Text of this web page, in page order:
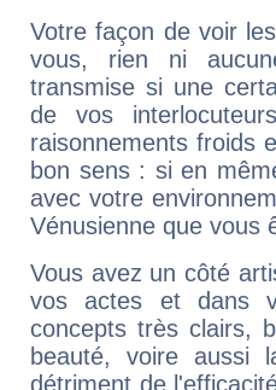
Votre façon de voir
vous, rien ni
transmise si une
de vos
raisonnements froids
bon sens : si en
avec votre
Vénusienne que vous
Vous avez un côté
vos actes et dans
concepts très clairs,
beauté, voire aussi
détriment de